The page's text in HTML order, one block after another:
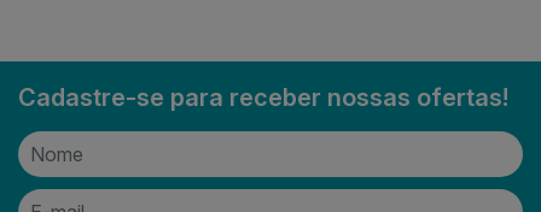
Cadastre-se para receber nossas ofertas!